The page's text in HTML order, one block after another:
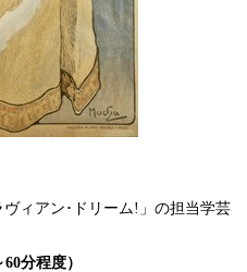
ィアン･ドリーム! 」の担当学芸
分程度）